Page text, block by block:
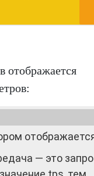
отображается
— это